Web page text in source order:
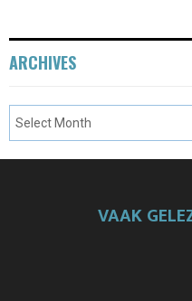
ARCHIVES
VAAK